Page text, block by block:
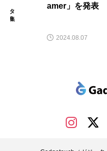
amer」を発表
2024.08.07